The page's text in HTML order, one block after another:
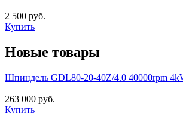
2 500 руб.
Купить
Новые товары
Шпиндель GDL80-20-40Z/4.0 40000rpm
263 000 руб.
Купить